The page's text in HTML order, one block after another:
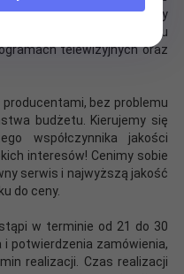
- przy stałej współpracy
pojawaiły się na wielu
telewizyjnych oraz
bez problemu
budżetu. Kierujemy się
współczynnika jakości
interesów! Cenimy sobie
serwis i najwyższą jakość
do ceny.
w terminie od 21 do 30
i potwierdzenia zamówienia,
realizacji. Czas realizacji